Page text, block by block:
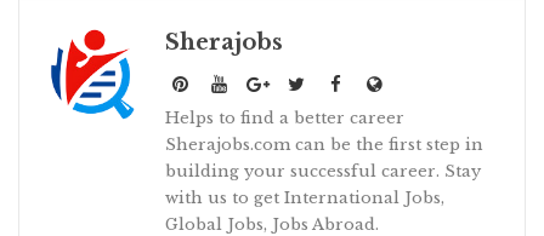
Sherajobs
Helps to find a better career
Sherajobs.com can be the first step in
building your successful career. Stay
with us to get International Jobs,
Global Jobs, Jobs Abroad.